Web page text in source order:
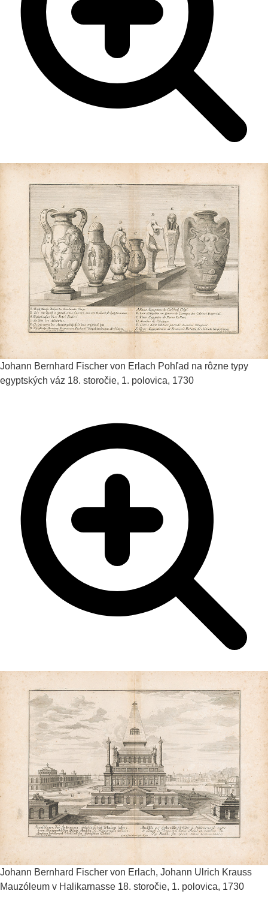
Johann Bernhard Fischer von Erlach Pohľad na rôzne typy
egyptských váz 18. storočie, 1. polovica, 1730
Johann Bernhard Fischer von Erlach, Johann Ulrich Krauss
Mauzóleum v Halikarnasse 18. storočie, 1. polovica, 1730